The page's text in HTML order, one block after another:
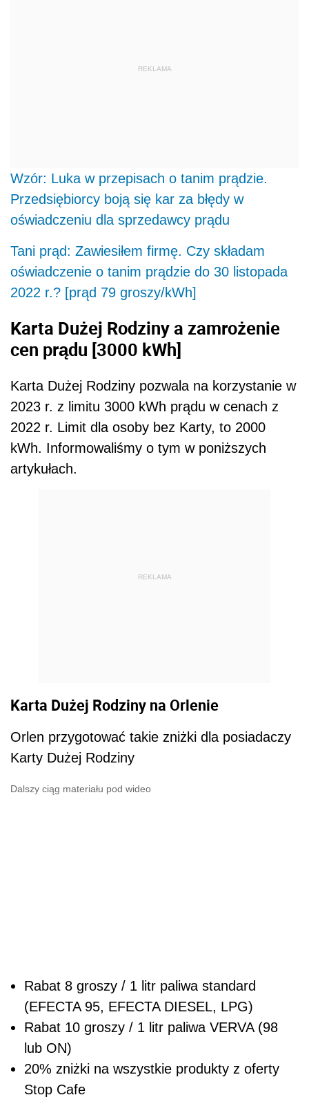
REKLAMA
Wzór: Luka w przepisach o tanim prądzie.
Przedsiębiorcy boją się kar za błędy w
oświadczeniu dla sprzedawcy prądu
Tani prąd: Zawiesiłem firmę. Czy składam
oświadczenie o tanim prądzie do 30 listopada
2022 r.? [prąd 79 groszy/kWh]
Karta Dużej Rodziny a zamrożenie
cen prądu [3000 kWh]
Karta Dużej Rodziny pozwala na korzystanie w
2023 r. z limitu 3000 kWh prądu w cenach z
2022 r. Limit dla osoby bez Karty, to 2000
kWh. Informowaliśmy o tym w poniższych
artykułach.
REKLAMA
Karta Dużej Rodziny na Orlenie
Orlen przygotować takie zniżki dla posiadaczy
Karty Dużej Rodziny
Dalszy ciąg materiału pod wideo
Rabat 8 groszy / 1 litr paliwa standard
(EFECTA 95, EFECTA DIESEL, LPG)
Rabat 10 groszy / 1 litr paliwa VERVA (98
lub ON)
20% zniżki na wszystkie produkty z oferty
Stop Cafe